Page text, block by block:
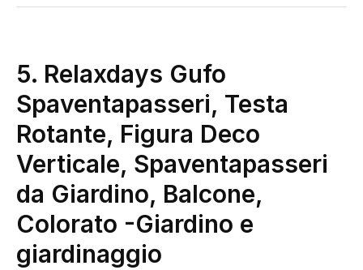
5. Relaxdays Gufo
Spaventapasseri, Testa
Rotante, Figura Deco
Verticale, Spaventapasseri
da Giardino, Balcone,
Colorato -Giardino e
giardinaggio